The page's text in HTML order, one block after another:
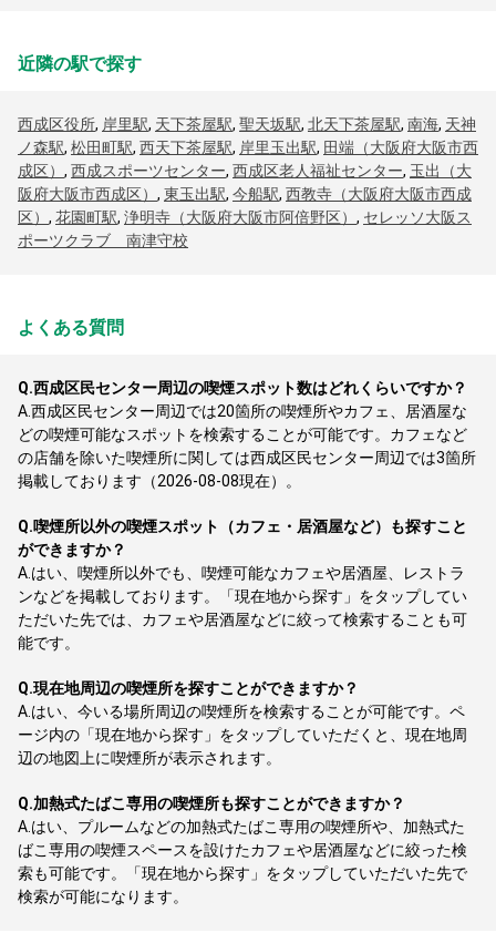
近隣の駅で探す
西成区役所, 岸里駅, 天下茶屋駅, 聖天坂駅, 北天下茶屋駅, 南海, 天神
ノ森駅, 松田町駅, 西天下茶屋駅, 岸里玉出駅, 田端（大阪府大阪市西
成区） , 西成スポーツセンター, 西成区老人福祉センター, 玉出（大
阪府大阪市西成区） , 東玉出駅, 今船駅, 西教寺（大阪府大阪市西成
区） , 花園町駅, 浄明寺（大阪府大阪市阿倍野区） , セレッソ大阪ス
ポーツクラブ 南津守校
よくある質問
Q.西成区民センター周辺の喫煙スポット数はどれくらいですか？
A.西成区民センター周辺では20箇所の喫煙所やカフェ、居酒屋な
どの喫煙可能なスポットを検索することが可能です。カフェなど
の店舗を除いた喫煙所に関しては西成区民センター周辺では3箇所
掲載しております（2026-08-08現在）。
Q.喫煙所以外の喫煙スポット（カフェ・居酒屋など）も探すこと
ができますか？
A. はい、喫煙所以外でも、喫煙可能なカフェや居酒屋、レストラ
ンなどを掲載しております。「現在地から探す」をタップしてい
ただいた先では、カフェや居酒屋などに絞って検索することも可
能です。
Q.現在地周辺の喫煙所を探すことができますか？
A. はい、今いる場所周辺の喫煙所を検索することが可能です。ペ
ージ内の「現在地から探す」をタップしていただくと、現在地周
辺の地図上に喫煙所が表示されます。
Q.加熱式たばこ専用の喫煙所も探すことができますか？
A. はい、プルームなどの加熱式たばこ専用の喫煙所や、加熱式た
ばこ専用の喫煙スペースを設けたカフェや居酒屋などに絞った検
索も可能です。「現在地から探す」をタップしていただいた先で
検索が可能になります。